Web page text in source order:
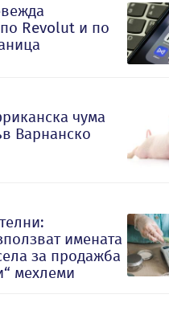
Revolut и по
чума
Варнанско
имената
за продажба
мехлеми